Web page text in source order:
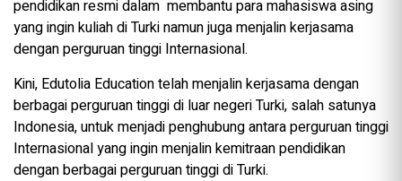
pendidikan resmi dalam membantu para mahasiswa asing
yang ingin kuliah di Turki namun juga menjalin kerjasama
dengan perguruan tinggi Internasional.
Kini, Edutolia Education telah menjalin kerjasama dengan
berbagai perguruan tinggi di luar negeri Turki, salah satunya
Indonesia, untuk menjadi penghubung antara perguruan tinggi
Internasional yang ingin menjalin kemitraan pendidikan
dengan berbagai perguruan tinggi di Turki.